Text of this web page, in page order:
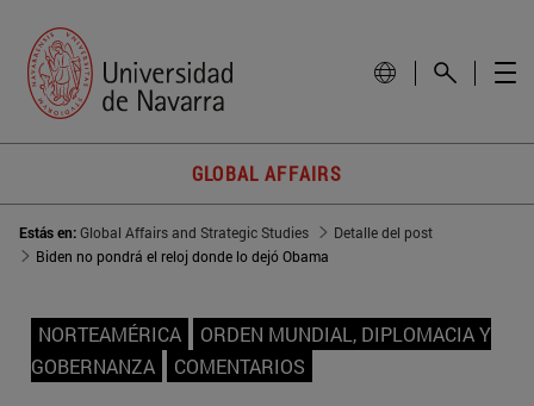
GLOBAL AFFAIRS
Estás en:Global Affairs and Strategic Studies
Detalle del post
Biden no pondrá el reloj donde lo dejó Obama
NORTEAMÉRICA
ORDEN MUNDIAL, DIPLOMACIA Y
GOBERNANZA
COMENTARIOS